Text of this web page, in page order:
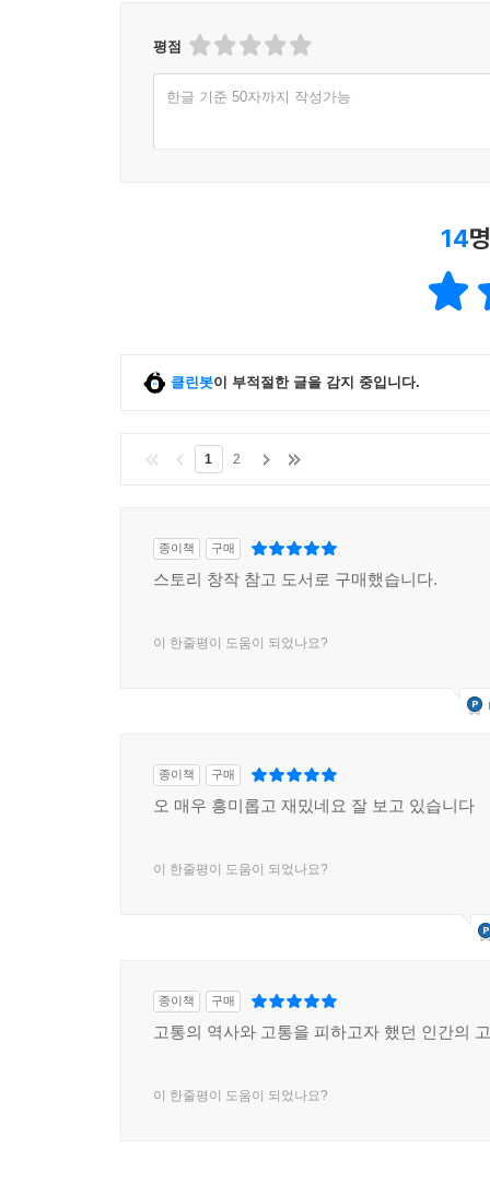
평점
한글 기준 50자까지 작성가능
14
클린봇이 부적절한 글을 감지 중입니다.
1 2
종이책 구매
스토리 창작 참고 도서로 구매했습니다.
이 한줄평이 도움이 되었나요?
종이책 구매
오 매우 흥미롭고 재밌네요 잘 보고 있습니다
이 한줄평이 도움이 되었나요?
종이책 구매
고통의 역사와 고통을 피하고자 했던 인간의
이 한줄평이 도움이 되었나요?